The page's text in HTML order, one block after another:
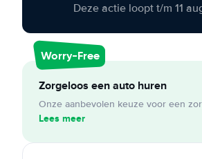
Deze actie loopt t/m 11
Worry-Free
Zorgeloos een auto huren
Onze aanbevolen keuze voor een
Lees meer